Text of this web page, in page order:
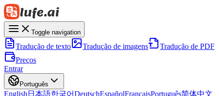
Toggle navigation
Tradução de texto Tradução de imagens
Tradução de PDF
Preços
Entrar
Português
English 日本語한국어DeutschEspañolFrançaisPortuguês简体中文